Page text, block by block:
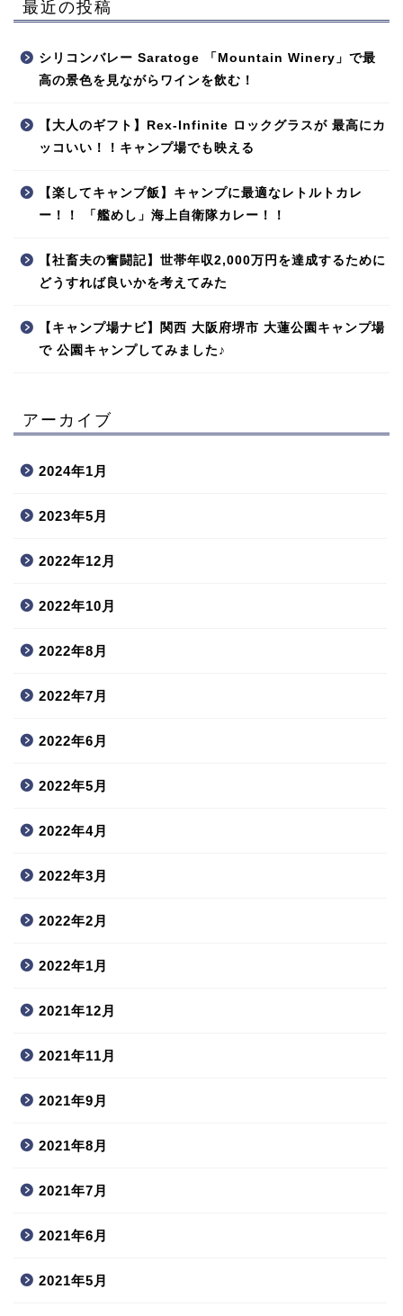
最近の投稿
シリコンバレー Saratoge 「Mountain Winery」で最
高の景色を見ながらワインを飲む！
【大人のギフト】Rex-Infinite ロックグラスが 最高にカ
ッコいい！！キャンプ場でも映える
【楽してキャンプ飯】キャンプに最適なレトルトカレ
ー！！ 「艦めし」海上自衛隊カレー！！
【社畜夫の奮闘記】世帯年収2,000万円を達成するために
どうすれば良いかを考えてみた
【キャンプ場ナビ】関西 大阪府堺市 大蓮公園キャンプ場
で 公園キャンプしてみました♪
アーカイブ
2024年1月
2023年5月
2022年12月
2022年10月
2022年8月
2022年7月
2022年6月
2022年5月
2022年4月
2022年3月
2022年2月
2022年1月
2021年12月
2021年11月
2021年9月
2021年8月
2021年7月
2021年6月
2021年5月